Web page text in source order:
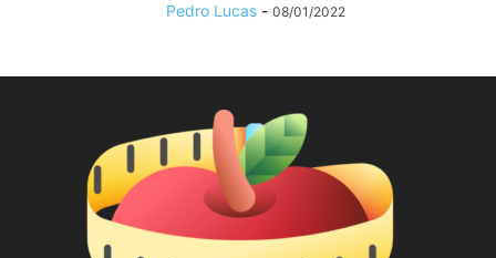
Pedro Lucas - 08/01/2022